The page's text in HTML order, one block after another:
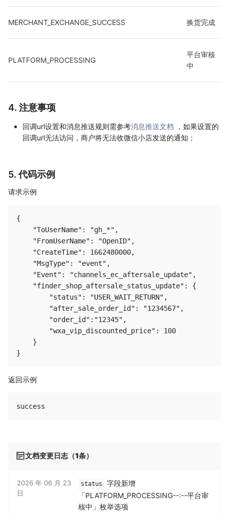
MERCHANT_EXCHANGE_SUCCESS 换货完成
PLATFORM_PROCESSING
平台审核
中
4. 注意事项
回调url设置和消息推送规则需参考消息推送文档 ，如果设置的
回调url无法访问，商户将无法收微信小店发送的通知；
5. 代码示例
请求示例
{
    "ToUserName": "gh_*",
    "FromUserName": "OpenID",
    "CreateTime": 1662480000,
    "MsgType": "event",
    "Event": "channels_ec_aftersale_update",
    "finder_shop_aftersale_status_update": {
        "status": "USER_WAIT_RETURN",
        "after_sale_order_id": "1234567",
        "order_id":"12345",
        "wxa_vip_discounted_price": 100
    }
返回示例
文档变更日志（1条）
2026 年 06 月 23
日
status
字段新增
「PLATFORM_PROCESSING--:--平台审
核中」枚举选项